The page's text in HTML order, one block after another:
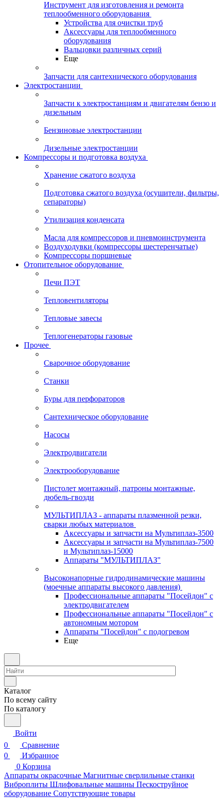
Инструмент для изготовления и ремонта
теплообменного оборудования
Устройства для очистки труб
Аксессуары для теплообменного
оборудования
Вальцовки различных серий
Еще
Запчасти для сантехнического оборудования
Электростанции
Запчасти к электростанциям и двигателям бензо и
дизельным
Бензиновые электростанции
Дизельные электростанции
Компрессоры и подготовка воздуха
Хранение сжатого воздуха
Подготовка сжатого воздуха (осушители, фильтры,
сепараторы)
Утилизация конденсата
Масла для компрессоров и пневмоинструмента
Воздуходувки (компрессоры шестеренчатые)
Компрессоры поршневые
Отопительное оборудование
Печи ПЭТ
Тепловентиляторы
Тепловые завесы
Теплогенераторы газовые
Прочее
Сварочное оборудование
Станки
Буры для перфораторов
Сантехническое оборудование
Насосы
Электродвигатели
Электрооборудование
Пистолет монтажный, патроны монтажные,
дюбель-гвозди
МУЛЬТИПЛАЗ - аппараты плазменной резки,
сварки любых материалов
Аксессуары и запчасти на Мультиплаз-3500
Аксессуары и запчасти на Мультиплаз-7500
и Мультиплаз-15000
Аппараты "МУЛЬТИПЛАЗ"
Высоконапорные гидродинамические машины
(моечные аппараты высокого давления)
Профессиональные аппараты "Посейдон" с
электродвигателем
Профессиональные аппараты "Посейдон" с
автономным мотором
Аппараты "Посейдон" с подогревом
Еще
Каталог
По всему сайту
По каталогу
Войти
0
Сравнение
0
Избранное
0 Корзина
Аппараты окрасочные Магнитные сверлильные станки
Виброплиты Шлифовальные машины Пескоструйное
оборудование Сопутствующие товары